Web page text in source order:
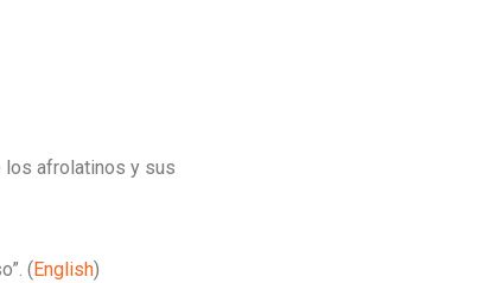
los afrolatinos y sus
(English)